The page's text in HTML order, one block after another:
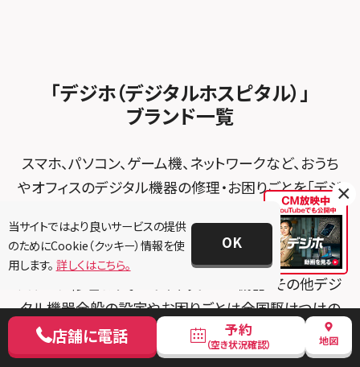
スマホスピタル テルル松戸五香
スマホスピタル テルル宮野木
スマホスピタル千葉
スマホスピタル 東京大手町
スマホスピタル 大森
スマホスピタル練馬
スマホスピタル 神田
スマホスピタル平和が丘
スマホスピタル春日井勝川
スマホスピタル住道オペラパーク
スマホスピタル東大阪ロンモール布施
スマホスピタル堺
スマホスピタル 堺出張所
スマホスピタル京都河原町
スマホスピタル by デジホ 京都駅前
スマホスピタル宇治槙島
スマホスピタル烏丸
MacBook修理メニュー
FCNTスマートフォン修理
「デジホ（デジタルホスピタル）」
ブランド一覧
スマホ、パソコン、ゲーム機、ネットワークなど、おうち
やオフィスのデジタル機器の修理・お困りごとを「デジ
データそのまま、全国・最短即日で解決。
パソコン修理＆サポート、ネット・IoT機器・その他デジ
タル機器全般の設定やお困りごとは全国駆けつけの
「PCホスピタル」
スマホ・iPhone・タブレット修理＆サポートは全国約
店舗に電話 予約
（空き状況確認） 地図
×
当サイトではより良いサービスの提供
のためにCookie（クッキー）情報を使
用します。 詳しくはこちら。
OK